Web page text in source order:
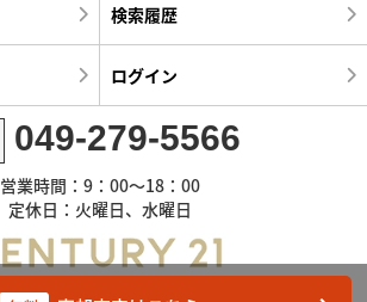
検索履歴
ログイン
049-279-5566
営業時間：9：00～18：00
定休日：火曜日、水曜日